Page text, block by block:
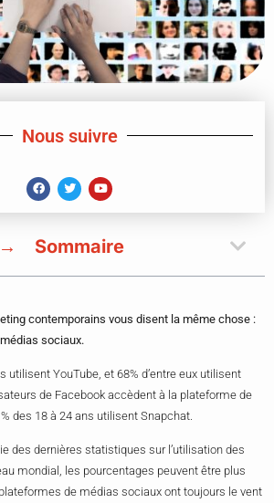
Nous suivre
Sommaire
contemporains vous disent la même chose :
sociaux.
utilisent YouTube, et 68% d’entre eux utilisent
de Facebook accèdent à la plateforme de
des 18 à 24 ans utilisent Snapchat.
des dernières statistiques sur l’utilisation des
mondial, les pourcentages peuvent être plus
de médias sociaux ont toujours le vent